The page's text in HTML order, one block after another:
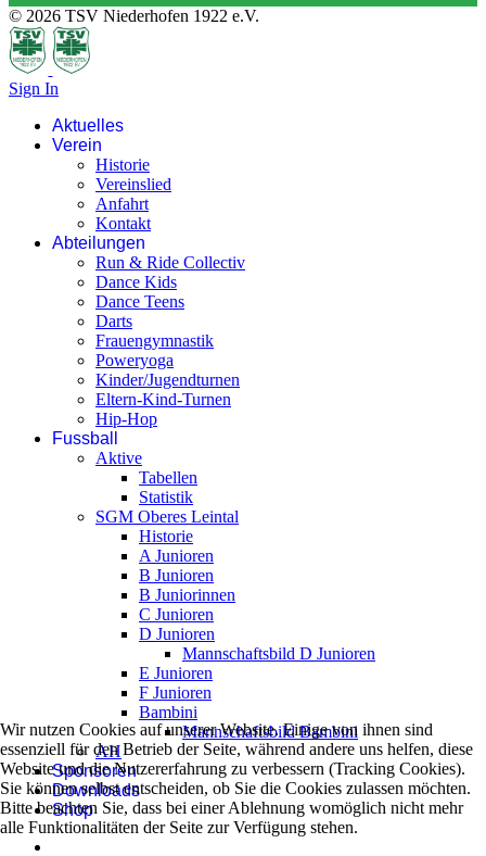
© 2026 TSV Niederhofen 1922 e.V.
Sign In
Aktuelles
Verein
Historie
Vereinslied
Anfahrt
Kontakt
Abteilungen
Run & Ride Collectiv
Dance Kids
Dance Teens
Darts
Frauengymnastik
Poweryoga
Kinder/Jugendturnen
Eltern-Kind-Turnen
Hip-Hop
Fussball
Aktive
Tabellen
Statistik
SGM Oberes Leintal
Historie
A Junioren
B Junioren
B Juniorinnen
C Junioren
D Junioren
Mannschaftsbild D Junioren
E Junioren
F Junioren
Bambini
Mannschaftsbild Bambini
AH
Sponsoren
Downloads
Shop
Wir nutzen Cookies auf unserer Website. Einige von ihnen sind
essenziell für den Betrieb der Seite, während andere uns helfen, diese
Website und die Nutzererfahrung zu verbessern (Tracking Cookies).
Sie können selbst entscheiden, ob Sie die Cookies zulassen möchten.
Bitte beachten Sie, dass bei einer Ablehnung womöglich nicht mehr
alle Funktionalitäten der Seite zur Verfügung stehen.